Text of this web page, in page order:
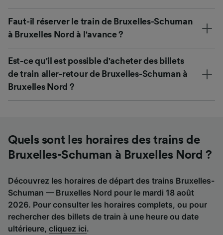
Faut-il réserver le train de Bruxelles-Schuman
à Bruxelles Nord à l'avance ?
Est-ce qu'il est possible d'acheter des billets
de train aller-retour de Bruxelles-Schuman à
Bruxelles Nord ?
Quels sont les horaires des trains de
Bruxelles-Schuman à Bruxelles Nord ?
Découvrez les horaires de départ des trains Bruxelles-
Schuman — Bruxelles Nord pour le mardi 18 août
2026. Pour consulter les horaires complets, ou pour
rechercher des billets de train à une heure ou date
ultérieure, cliquez ici.